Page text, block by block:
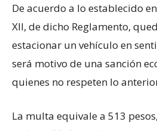
De acuerdo a lo establecido
XII, de dicho Reglamento,
estacionar un vehículo en
será motivo de una sanción
quienes no respeten lo
La multa equivale a 513